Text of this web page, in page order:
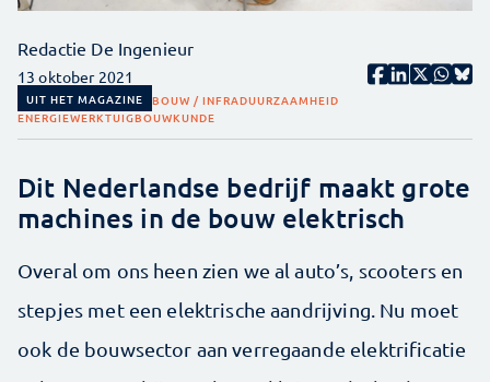
Redactie De Ingenieur
13 oktober 2021
UIT HET MAGAZINE BOUW / INFRADUURZAAMHEID
ENERGIEWERKTUIGBOUWKUNDE
Dit Nederlandse bedrijf maakt grote
machines in de bouw elektrisch
Overal om ons heen zien we al auto’s, scooters en
stepjes met een elektrische aandrijving. Nu moet
ook de bouwsector aan verregaande elektrificatie